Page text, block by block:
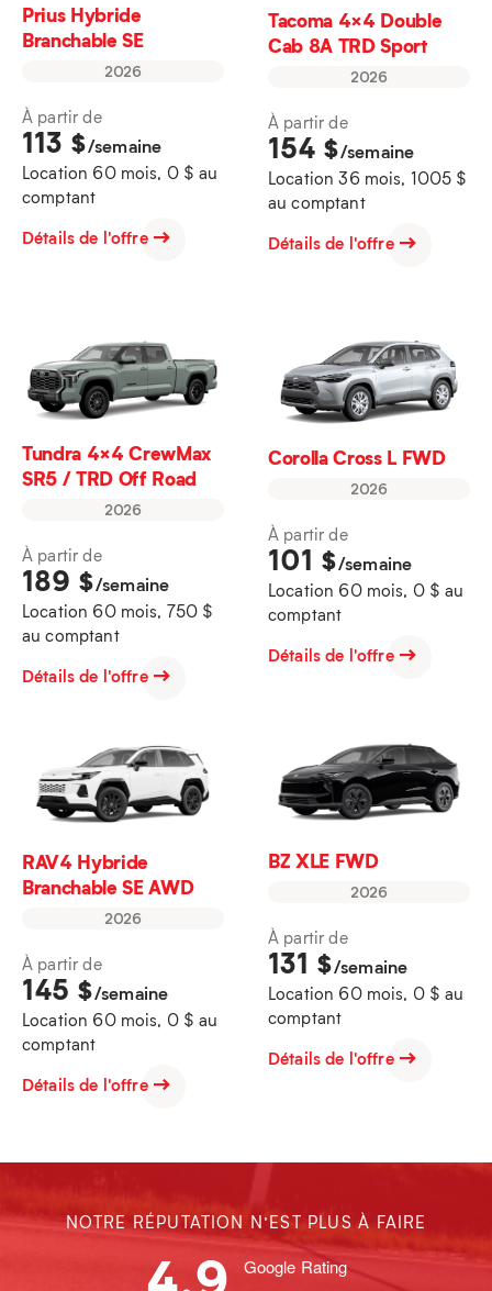
Prius Hybride
Branchable SE
2026
À partir de
113 $/semaine
Location 60 mois, 0 $ au
comptant
Détails de l'offre
Tacoma 4×4 Double
Cab 8A TRD Sport
2026
À partir de
154 $/semaine
Location 36 mois, 1005 $
au comptant
Détails de l'offre
Tundra 4×4 CrewMax
SR5 / TRD Off Road
2026
À partir de
189 $/semaine
Location 60 mois, 750 $
au comptant
Détails de l'offre
Corolla Cross L FWD
2026
À partir de
101 $/semaine
Location 60 mois, 0 $ au
comptant
Détails de l'offre
RAV4 Hybride
Branchable SE AWD
2026
À partir de
145 $/semaine
Location 60 mois, 0 $ au
comptant
Détails de l'offre
BZ XLE FWD
2026
À partir de
131 $/semaine
Location 60 mois, 0 $ au
comptant
Détails de l'offre
NOTRE RÉPUTATION N’EST PLUS À FAIRE
Google Rating
4.9